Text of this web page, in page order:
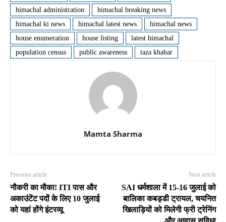
himachal administration
himachal breaking news
himachal ki news
himachal latest news
himachal news
house enumeration
house listing
latest himachal
population census
public awareness taza khabar
Mamta Sharma
Previous article
नौकरी का मौका! ITI पास और
अकाउंटेंट पदों के लिए 10 जुलाई
को यहां होंगे इंटरव्यू
Next article
SAI धर्मशाला में 15-16 जुलाई को
बालिका कबड्डी ट्रायल, चयनित
खिलाड़ियों को मिलेगी फ्री ट्रेनिंग